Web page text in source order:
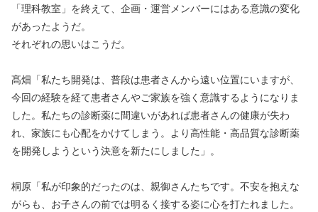
「理科教室」を終えて、企画・運営メンバーにはある意識の変化
があったようだ。
それぞれの思いはこうだ。
髙畑「私たち開発は、普段は患者さんから遠い位置にいますが、
今回の経験を経て患者さんやご家族を強く意識するようになりま
した。私たちの診断薬に間違いがあれば患者さんの健康が失わ
れ、家族にも心配をかけてしまう。より高性能・高品質な診断薬
を開発しようという決意を新たにしました」。
桐原「私が印象的だったのは、親御さんたちです。不安を抱えな
がらも、お子さんの前では明るく接する姿に心を打たれました。